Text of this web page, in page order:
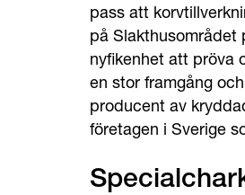
pass att
på Slakthusområdet
nyfikenhet att pröva
en stor framgång
producent av
företagen i Sverige